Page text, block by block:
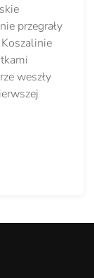
przegrały
weszły